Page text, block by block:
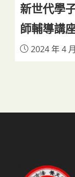
新世代學
師輔導講
2024 年 4